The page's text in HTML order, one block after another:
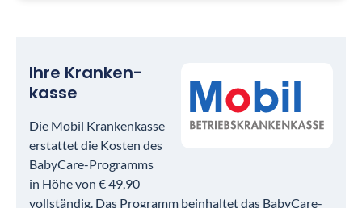
Ihre Kranken­
kasse
Die Mobil Krankenkasse
erstattet die Kosten des
BabyCare-Programms
in Höhe von € 49,90
vollständig. Das Programm beinhaltet das BabyCare-